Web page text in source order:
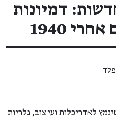
דמיונות
1940
לאדריכלות ועיצוב, גלריות